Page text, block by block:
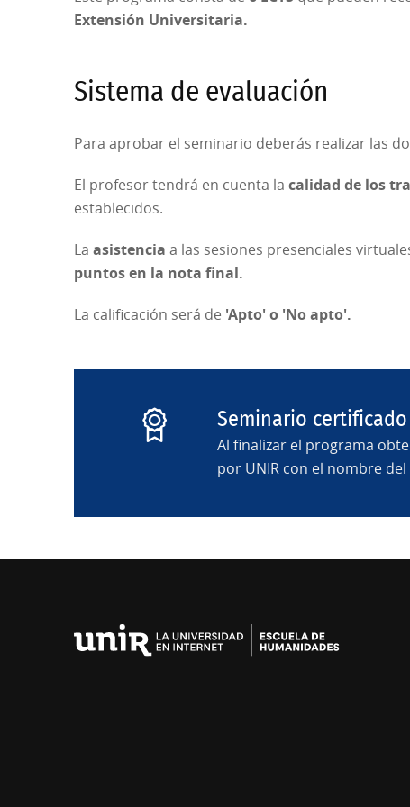
Extensión Universitaria.
Sistema de evaluación
Para aprobar el seminario deberás realizar las
El profesor tendrá en cuenta la calidad de los
establecidos.
La asistencia a las sesiones presenciales
puntos en la nota final.
La calificación será de 'Apto' o 'No apto'.
Seminario certificado
Al finalizar el programa
por UNIR con el nombre